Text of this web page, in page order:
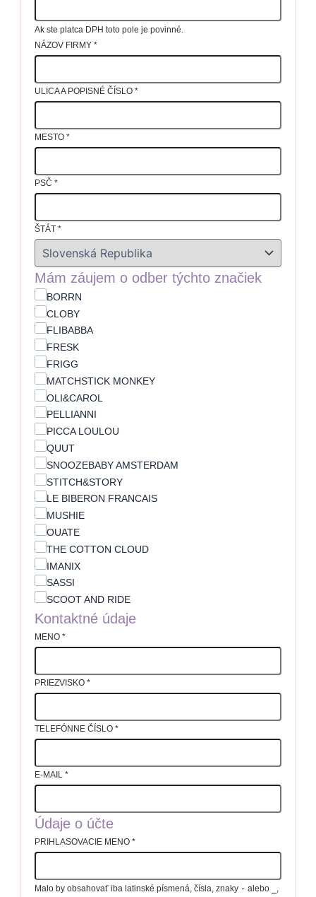
Ak ste platca DPH toto pole je povinné.
NÁZOV FIRMY *
ULICA A POPISNÉ ČÍSLO *
MESTO *
PSČ *
ŠTÁT *
Mám záujem o odber týchto značiek
BORRN
CLOBY
FLIBABBA
FRESK
FRIGG
MATCHSTICK MONKEY
OLI&CAROL
PELLIANNI
PICCA LOULOU
QUUT
SNOOZEBABY AMSTERDAM
STITCH&STORY
LE BIBERON FRANCAIS
MUSHIE
OUATE
THE COTTON CLOUD
IMANIX
SASSI
SCOOT AND RIDE
Kontaktné údaje
MENO *
PRIEZVISKO *
TELEFÓNNE ČÍSLO *
E-MAIL *
Údaje o účte
PRIHLASOVACIE MENO *
Malo by obsahovať iba latinské písmená, čísla, znaky - alebo